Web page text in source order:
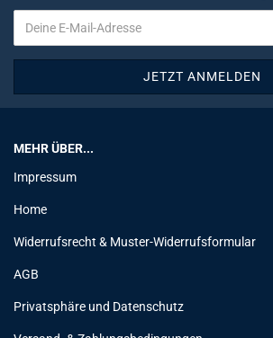
MEHR ÜBER...
Impressum
Home
Widerrufsrecht & Muster-Widerrufsformular
AGB
Privatsphäre und Datenschutz